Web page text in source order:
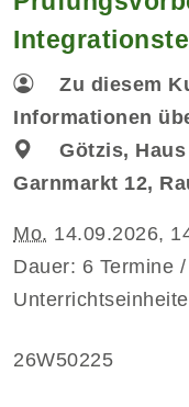
Zu diesem
Informationen
Götzis,
Garnmarkt 12,
Mo. 14.09.2026,
Dauer: 6 Termine
26W50225